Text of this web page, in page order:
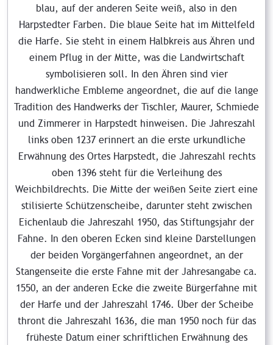
blau, auf der anderen Seite weiß, also in den
Harpstedter Farben. Die blaue Seite hat im Mittelfeld
die Harfe. Sie steht in einem Halbkreis aus Ähren und
einem Pflug in der Mitte, was die Landwirtschaft
symbolisieren soll. In den Ähren sind vier
handwerkliche Embleme angeordnet, die auf die lange
Tradition des Handwerks der Tischler, Maurer, Schmiede
und Zimmerer in Harpstedt hinweisen. Die Jahreszahl
links oben 1237 erinnert an die erste urkundliche
Erwähnung des Ortes Harpstedt, die Jahreszahl rechts
oben 1396 steht für die Verleihung des
Weichbildrechts. Die Mitte der weißen Seite ziert eine
stilisierte Schützenscheibe, darunter steht zwischen
Eichenlaub die Jahreszahl 1950, das Stiftungsjahr der
Fahne. In den oberen Ecken sind kleine Darstellungen
der beiden Vorgängerfahnen angeordnet, an der
Stangenseite die erste Fahne mit der Jahresangabe ca.
1550, an der anderen Ecke die zweite Bürgerfahne mit
der Harfe und der Jahreszahl 1746. Über der Scheibe
thront die Jahreszahl 1636, die man 1950 noch für das
früheste Datum einer schriftlichen Erwähnung des